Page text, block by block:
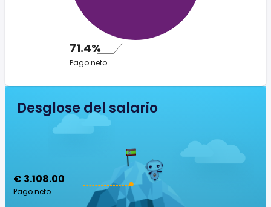
71.4%
Pago neto
Desglose del salario
€ 3.108.00
Pago neto